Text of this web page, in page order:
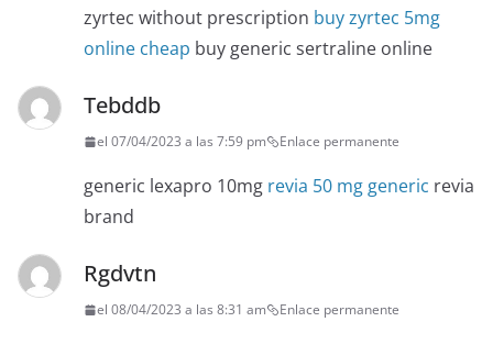
zyrtec without prescription buy zyrtec 5mg
online cheap buy generic sertraline online
Tebddb
el 07/04/2023 a las 7:59 pm Enlace permanente
generic lexapro 10mg revia 50 mg generic revia
brand
Rgdvtn
el 08/04/2023 a las 8:31 am Enlace permanente